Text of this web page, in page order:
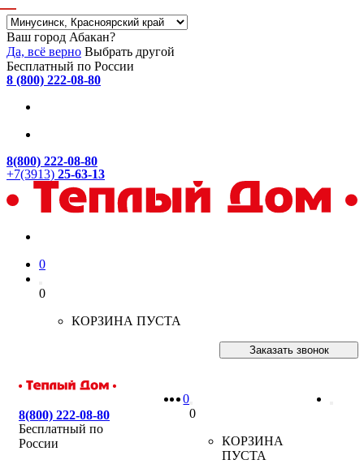
Ваш город Абакан?
Да, всё верно Выбрать другой
Бесплатный по России
8 (800) 222-08-80
8(800) 222-08-80
+7(3913) 25-63-13
0
0
КОРЗИНА ПУСТА
Заказать звонок
8(800) 222-08-80
Бесплатный по
России
0
0
КОРЗИНА
ПУСТА